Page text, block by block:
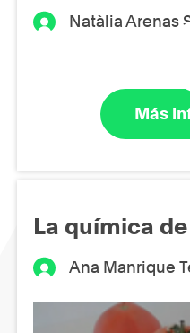
Natàlia Arenas
Más
La química
Ana Manrique